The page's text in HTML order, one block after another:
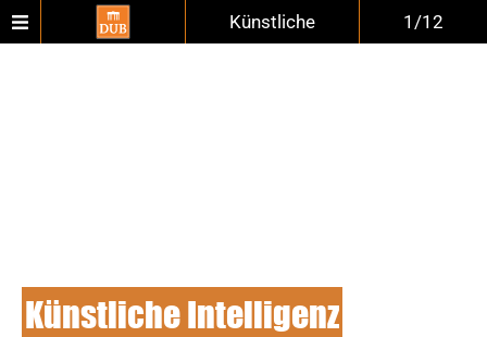
Künstliche 1/12
Künstliche Intelligenz